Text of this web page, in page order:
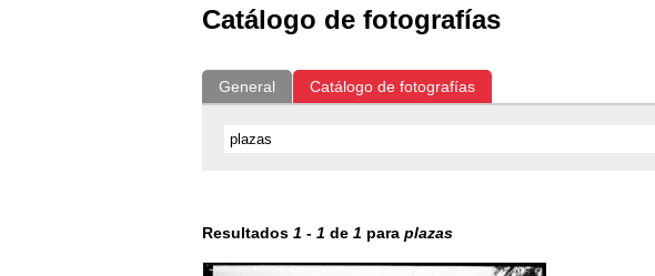
Catálogo de fotografías
General Catálogo de fotografías
Resultados 1 - 1 de 1 para plazas